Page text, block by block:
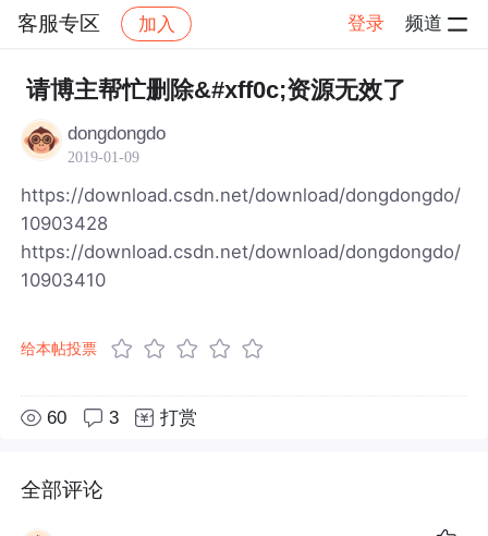
客服专区 加入 登录 频道
社区 客服专区 帖子详情
请博主帮忙删除&#xff0c;资源无效了
dongdongdo
2019-01-09
https://download.csdn.net/download/dongdongdo/
10903428
https://download.csdn.net/download/dongdongdo/
10903410
给本帖投票
60 3 打赏
全部评论